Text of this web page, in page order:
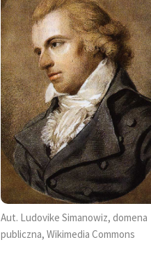
Aut. Ludovike Simanowiz, domena
publiczna, Wikimedia Commons